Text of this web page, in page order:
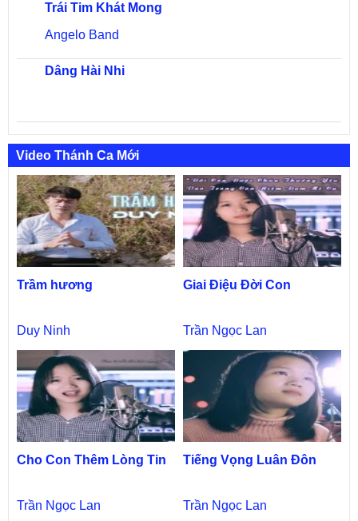
Trái Tim Khát Mong
Angelo Band
Dâng Hài Nhi
Video Thánh Ca Mới
Trầm hương
Duy Ninh
Giai Điệu Đời Con
Trần Ngọc Lan
Cho Con Thêm Lòng Tin
Trần Ngọc Lan
Tiếng Vọng Luân Đôn
Trần Ngọc Lan